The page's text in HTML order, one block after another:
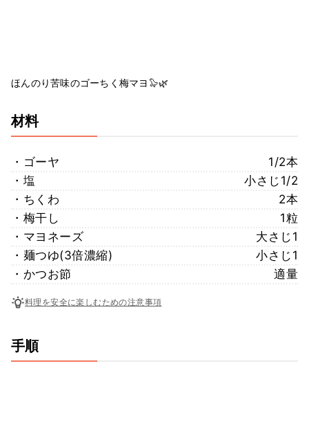
ほんのり苦味のゴーちく梅マヨ🦭🌿
材料
・ゴーヤ
1/2本
・塩
小さじ1/2
・ちくわ
2本
・梅干し
1粒
・マヨネーズ
大さじ1
・麺つゆ(3倍濃縮)
小さじ1
・かつお節
適量
料理を安全に楽しむための注意事項
手順